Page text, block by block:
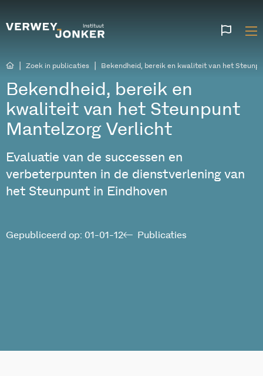
Zoek in publicaties Bekendheid, bereik en kwaliteit van het
Bekendheid, bereik en
kwaliteit van het Steunpunt
Mantelzorg Verlicht
Evaluatie van de successen en
verbeterpunten in de dienstverlening van
het Steunpunt in Eindhoven
Publicaties
Gepubliceerd op: 01-01-12